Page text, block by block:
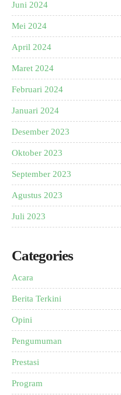
Juni 2024
Mei 2024
April 2024
Maret 2024
Februari 2024
Januari 2024
Desember 2023
Oktober 2023
September 2023
Agustus 2023
Juli 2023
Categories
Acara
Berita Terkini
Opini
Pengumuman
Prestasi
Program